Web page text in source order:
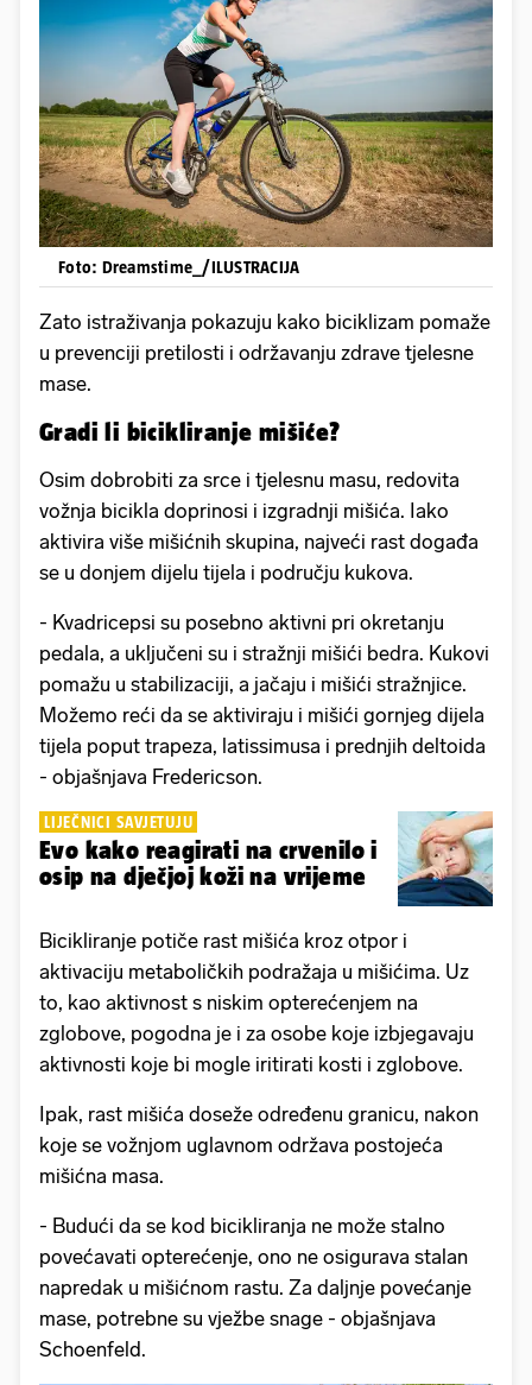
Foto: Dreamstime_/ILUSTRACIJA
Zato istraživanja pokazuju kako biciklizam pomaže
u prevenciji pretilosti i održavanju zdrave tjelesne
mase.
Gradi li bicikliranje mišiće?
Osim dobrobiti za srce i tjelesnu masu, redovita
vožnja bicikla doprinosi i izgradnji mišića. Iako
aktivira više mišićnih skupina, najveći rast događa
se u donjem dijelu tijela i području kukova.
- Kvadricepsi su posebno aktivni pri okretanju
pedala, a uključeni su i stražnji mišići bedra. Kukovi
pomažu u stabilizaciji, a jačaju i mišići stražnjice.
Možemo reći da se aktiviraju i mišići gornjeg dijela
tijela poput trapeza, latissimusa i prednjih deltoida
- objašnjava Fredericson.
LIJEČNICI SAVJETUJU
Evo kako reagirati na crvenilo i
osip na dječjoj koži na vrijeme
Bicikliranje potiče rast mišića kroz otpor i
aktivaciju metaboličkih podražaja u mišićima. Uz
to, kao aktivnost s niskim opterećenjem na
zglobove, pogodna je i za osobe koje izbjegavaju
aktivnosti koje bi mogle iritirati kosti i zglobove.
Ipak, rast mišića doseže određenu granicu, nakon
koje se vožnjom uglavnom održava postojeća
mišićna masa.
- Budući da se kod bicikliranja ne može stalno
povećavati opterećenje, ono ne osigurava stalan
napredak u mišićnom rastu. Za daljnje povećanje
mase, potrebne su vježbe snage - objašnjava
Schoenfeld.